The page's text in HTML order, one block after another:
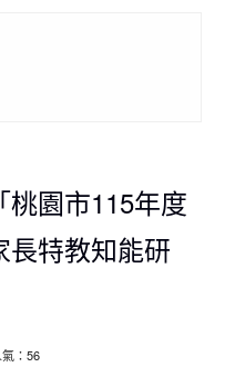
園市115年度
長特教知能研
：56